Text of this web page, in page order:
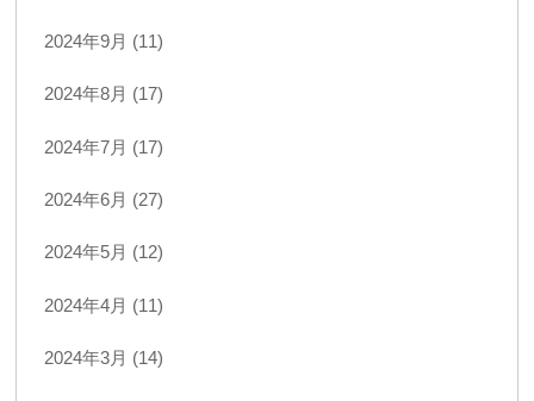
2024年9月 (11)
2024年8月 (17)
2024年7月 (17)
2024年6月 (27)
2024年5月 (12)
2024年4月 (11)
2024年3月 (14)